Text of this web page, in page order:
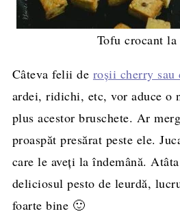
Tofu crocant
Câteva felii de roșii cherry sau
ardei, ridichi, etc, vor aduce o
plus acestor bruschete. Ar
proaspăt presărat peste ele.
care le aveți la îndemână.
deliciosul pesto de leurdă,
foarte bine 🙂